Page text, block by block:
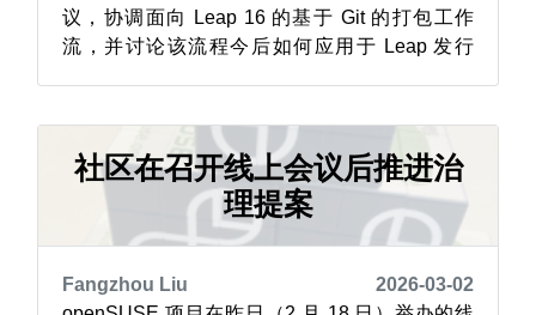
议，协调面向 Leap 16 的基于 Git 的打包工作
流，并讨论该流程今后如何应用于 Leap 发行
台，标志着开发向更透明、以软件包为中心的方
向转变。项目记录的架构决策包括：采用 Git ...
社区在召开线上会议后推进治
理提案
Fangzhou Liu
2026-03-02